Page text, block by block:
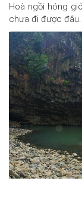
Hoà ngồi hóng
chưa đi được đâu.